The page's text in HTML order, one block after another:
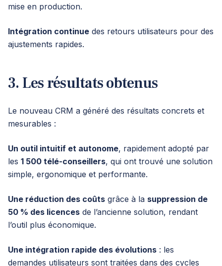
mise en production.
Intégration continue des retours utilisateurs pour des
ajustements rapides.
3. Les résultats obtenus
Le nouveau CRM a généré des résultats concrets et
mesurables :
Un outil intuitif et autonome, rapidement adopté par
les 1 500 télé-conseillers, qui ont trouvé une solution
simple, ergonomique et performante.
Une réduction des coûts grâce à la suppression de
50 % des licences de l’ancienne solution, rendant
l’outil plus économique.
Une intégration rapide des évolutions : les
demandes utilisateurs sont traitées dans des cycles